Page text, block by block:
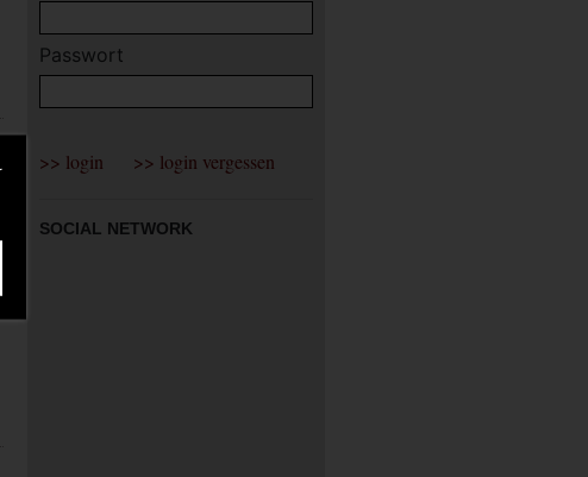
Passwort
SOCIAL NETWORK